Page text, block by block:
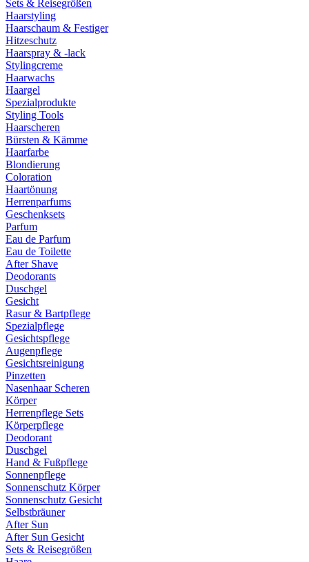
Sets & Reisegrößen
Haarstyling
Haarschaum & Festiger
Hitzeschutz
Haarspray & -lack
Stylingcreme
Haarwachs
Haargel
Spezialprodukte
Styling Tools
Haarscheren
Bürsten & Kämme
Haarfarbe
Blondierung
Coloration
Haartönung
Herrenparfums
Geschenksets
Parfum
Eau de Parfum
Eau de Toilette
After Shave
Deodorants
Duschgel
Gesicht
Rasur & Bartpflege
Spezialpflege
Gesichtspflege
Augenpflege
Gesichtsreinigung
Pinzetten
Nasenhaar Scheren
Körper
Herrenpflege Sets
Körperpflege
Deodorant
Duschgel
Hand & Fußpflege
Sonnenpflege
Sonnenschutz Körper
Sonnenschutz Gesicht
Selbstbräuner
After Sun
After Sun Gesicht
Sets & Reisegrößen